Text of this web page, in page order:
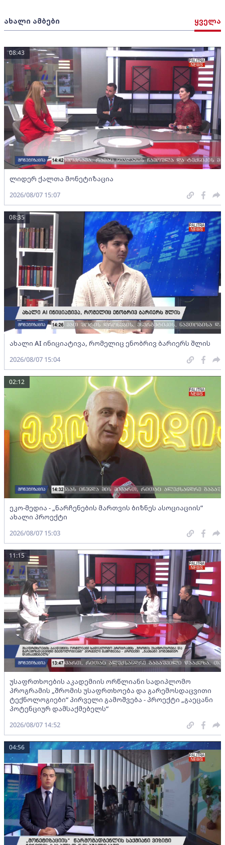
ახალი ამბები ყველა
ლიდერ ქალთა მონეტიზაცია
08:43
2026/08/07 15:07
ახალი AI ინიციატივა, რომელიც ენობრივ ბარიერს შლის
08:35
2026/08/07 15:04
ეკო-მედია - „ნარჩენების მართვის ბიზნეს ასოციაციის”
ახალი პროექტი
02:12
2026/08/07 15:03
უსაფრთხოების აკადემიის ორწლიანი სადიპლომო
პროგრამის „შრომის უსაფრთხოება და გარემოსდაცვითი
ტექნოლოგიები“ პირველი გამოშვება - პროექტი „გაეცანი
პოტენციურ დამსაქმებელს“
11:15
2026/08/07 14:52
04:56